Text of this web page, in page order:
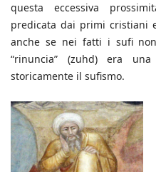
questa eccessiva
predicata dai primi cristiani
anche se nei fatti i sufi
“rinuncia” (zuhd) era
storicamente il sufismo.